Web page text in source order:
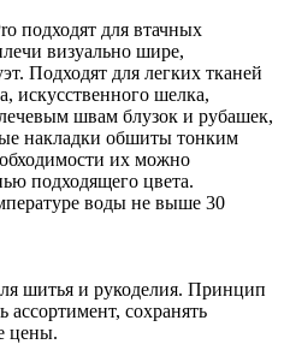
подходят для втачных
визуально шире,
Подходят для легких тканей
искусственного шелка,
швам блузок и рубашек,
накладки обшиты тонким
их можно
подходящего цвета.
воды не выше 30
шитья и рукоделия. Принцип
ассортимент, сохранять
цены.